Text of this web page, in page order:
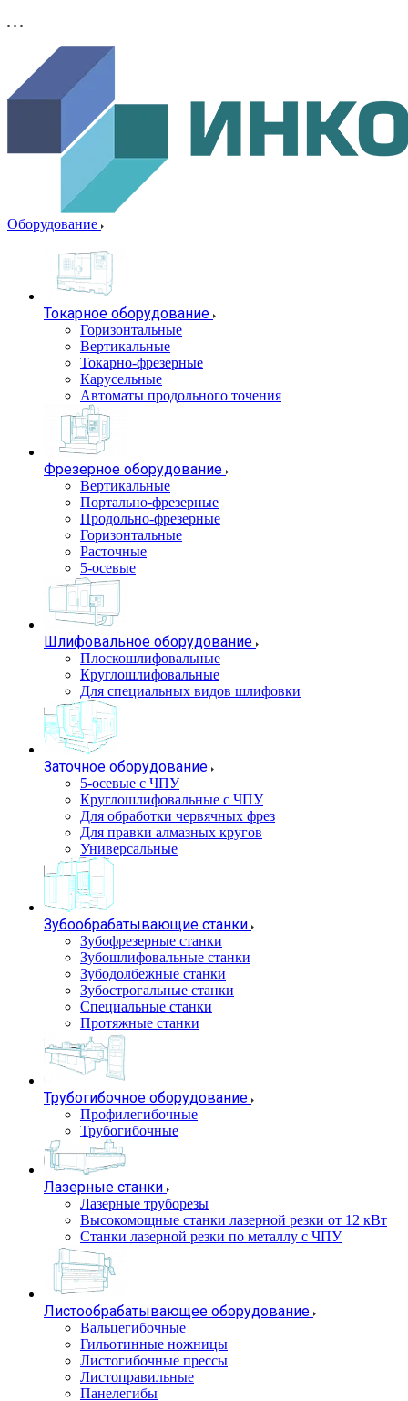
Оборудование
Токарное оборудование
Горизонтальные
Вертикальные
Токарно-фрезерные
Карусельные
Автоматы продольного точения
Фрезерное оборудование
Вертикальные
Портально-фрезерные
Продольно-фрезерные
Горизонтальные
Расточные
5-осевые
Шлифовальное оборудование
Плоскошлифовальные
Круглошлифовальные
Для специальных видов шлифовки
Заточное оборудование
5-осевые с ЧПУ
Круглошлифовальные с ЧПУ
Для обработки червячных фрез
Для правки алмазных кругов
Универсальные
Зубообрабатывающие станки
Зубофрезерные станки
Зубошлифовальные станки
Зубодолбежные станки
Зубострогальные станки
Специальные станки
Протяжные станки
Трубогибочное оборудование
Профилегибочные
Трубогибочные
Лазерные станки
Лазерные труборезы
Высокомощные станки лазерной резки от 12 кВт
Станки лазерной резки по металлу с ЧПУ
Листообрабатывающее оборудование
Вальцегибочные
Гильотинные ножницы
Листогибочные прессы
Листоправильные
Панелегибы